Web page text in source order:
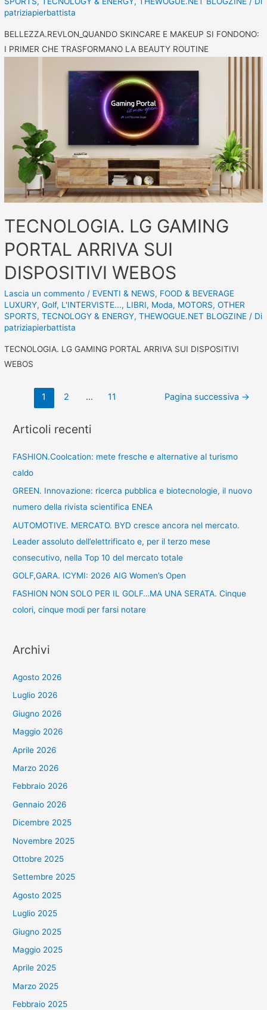
patriziapierbattista
BELLEZZA.REVLON_QUANDO SKINCARE E MAKEUP SI FONDONO:
I PRIMER CHE TRASFORMANO LA BEAUTY ROUTINE
TECNOLOGIA. LG GAMING
PORTAL ARRIVA SUI
DISPOSITIVI WEBOS
Lascia un commento / EVENTI & NEWS, FOOD & BEVERAGE
LUXURY,Golf, L'INTERVISTE..., LIBRI, Moda, MOTORS,OTHER
SPORTS,TECNOLOGY & ENERGY,THEWOGUE.NET BLOGZINE / Di
patriziapierbattista
TECNOLOGIA. LG GAMING PORTAL ARRIVA SUI DISPOSITIVI
WEBOS
1 2 … 11 Pagina successiva →
Articoli recenti
FASHION.Coolcation: mete fresche e alternative al turismo
caldo
GREEN. Innovazione: ricerca pubblica e biotecnologie, il nuovo
numero della rivista scientifica ENEA
AUTOMOTIVE. MERCATO. BYD cresce ancora nel mercato.
Leader assoluto dell’elettrificato e, per il terzo mese
consecutivo, nella Top 10 del mercato totale
GOLF,GARA. ICYMI: 2026 AIG Women’s Open
FASHION NON SOLO PER IL GOLF…MA UNA SERATA. Cinque
colori, cinque modi per farsi notare
Archivi
Agosto 2026
Luglio 2026
Giugno 2026
Maggio 2026
Aprile 2026
Marzo 2026
Febbraio 2026
Gennaio 2026
Dicembre 2025
Novembre 2025
Ottobre 2025
Settembre 2025
Agosto 2025
Luglio 2025
Giugno 2025
Maggio 2025
Aprile 2025
Marzo 2025
Febbraio 2025